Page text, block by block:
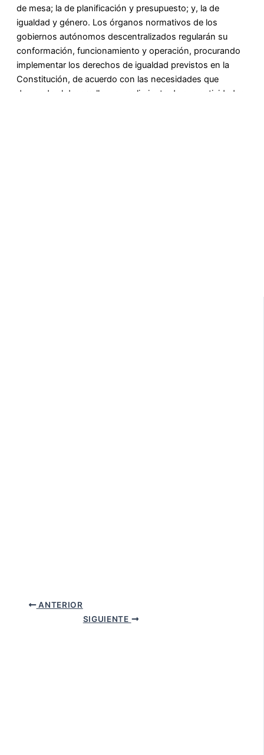
de mesa; la de planificación y presupuesto; y, la de
igualdad y género. Los órganos normativos de los
gobiernos autónomos descentralizados regularán su
conformación, funcionamiento y operación, procurando
implementar los derechos de igualdad previstos en la
Constitución, de acuerdo con las necesidades que
demande el desarrollo y cumplimiento de sus actividades.
ANTERIOR
SIGUIENTE